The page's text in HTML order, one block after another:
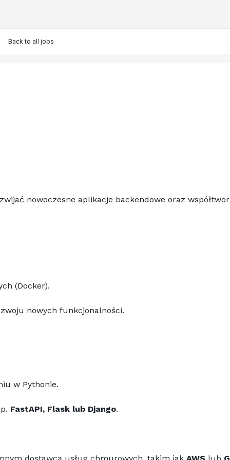
Back to all jobs
nowoczesne aplikacje backendowe oraz
(Docker).
nowych funkcjonalności.
w Pythonie.
FastAPI, Flask lub Django.